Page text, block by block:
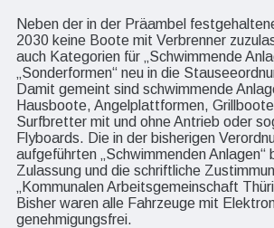
Neben der in der Präambel
2030 keine Boote mit Verbrenner
auch Kategorien für „Schwimmende
„Sonderformen“ neu in die
Damit gemeint sind schwimmende
Hausboote, Angelplattformen,
Surfbretter mit und ohne Antrieb oder
Flyboards. Die in der bisherigen
aufgeführten „Schwimmenden Anlagen“
Zulassung und die schriftliche
„Kommunalen Arbeitsgemeinschaft
Bisher waren alle Fahrzeuge mit
genehmigungsfrei.